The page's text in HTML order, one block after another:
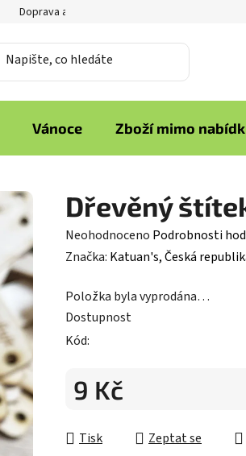
Doprava a platba
Vánoce Zboží mimo
Dřevěný
Průměrné
hodnocení
je
0,0
z
hvězdiček.
Neohodnoceno Podrobnosti
Značka: Katuan's, Česká
Položka byla vyprodána…
Dostupnost
Kód:
9 Kč
Tisk
Zeptat se